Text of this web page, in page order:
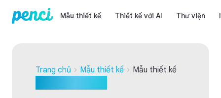
Mẫu thiết kế Thiết kế với AI Thư viện
Trang chủ Mẫu thiết kế Mẫu thiết kế